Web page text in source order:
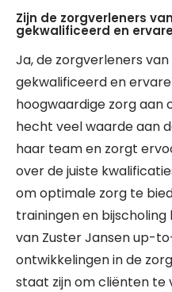
Zijn de zorgverleners
gekwalificeerd en
Ja, de zorgverleners
gekwalificeerd en
hoogwaardige zorg aan
hecht veel waarde aan
haar team en zorgt
over de juiste
om optimale zorg te
trainingen en
van Zuster Jansen up-
ontwikkelingen in de
staat zijn om cliënten te